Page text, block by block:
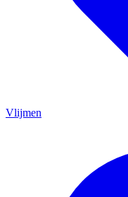
Vlijmen